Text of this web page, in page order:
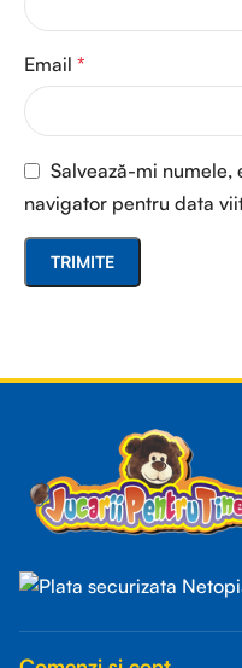
Email *
Salvează-mi numele,
navigator pentru data